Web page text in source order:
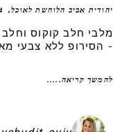
אביב הלוחשת לאוכל 14 באוקטובר 2017
חלב קוקוס וחלב
ללא צבעי
קריאה.....